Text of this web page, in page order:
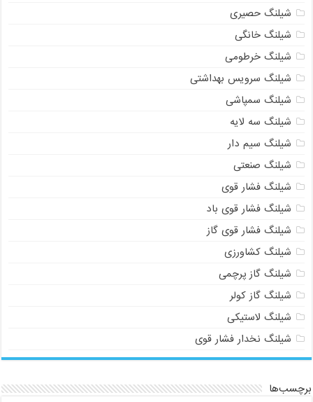
شیلنگ حصیری
شیلنگ خانگی
شیلنگ خرطومی
شیلنگ سرویس بهداشتی
شیلنگ سمپاشی
شیلنگ سه لایه
شیلنگ سیم دار
شیلنگ صنعتی
شیلنگ فشار قوی
شیلنگ فشار قوی باد
شیلنگ فشار قوی گاز
شیلنگ کشاورزی
شیلنگ گاز پرچمی
شیلنگ گاز کولر
شیلنگ لاستیکی
شیلنگ نخدار فشار قوی
برچسب‌ها